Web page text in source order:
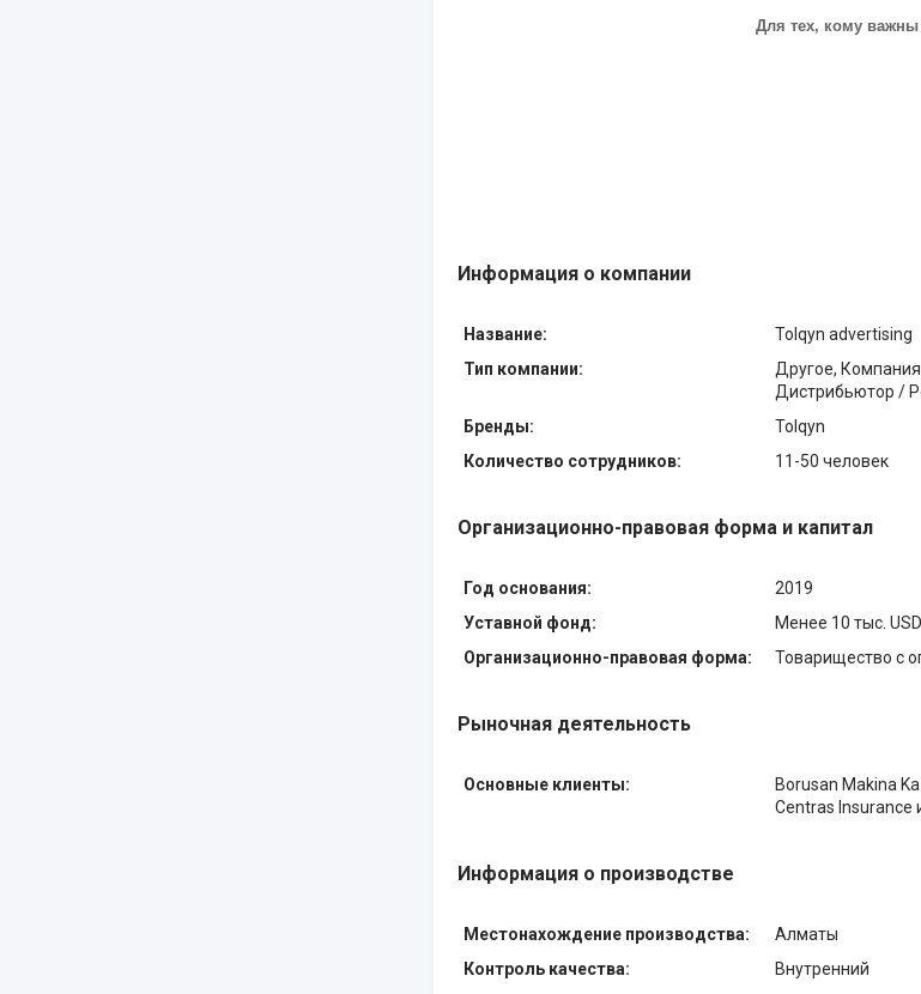
Для тех, кому важны
Информация о компании
Название:
Tolqyn advertising
Тип компании:
Другое,
Дистрибьютор /
Бренды:
Tolqyn
Количество сотрудников:
11-50 человек
Организационно-правовая форма и капитал
Год основания:
2019
Уставной фонд:
Менее 10 тыс. USD
Организационно-правовая форма:
Товарищество с
Рыночная деятельность
Основные клиенты:
Borusan Makina
Centras Insurance
Информация о производстве
Местонахождение производства:
Алматы
Контроль качества:
Внутренний